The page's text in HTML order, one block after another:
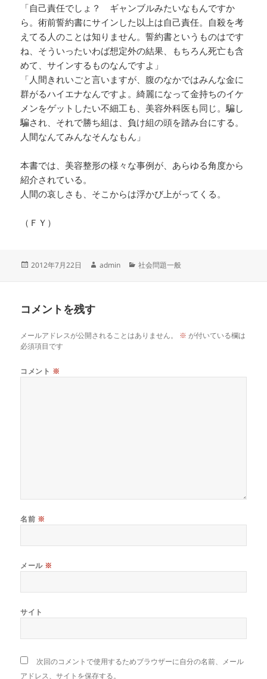
「自己責任でしょ？ ギャンブルみたいなもんですか
ら。術前誓約書にサインした以上は自己責任。自殺を考
えてる人のことは知りません。誓約書というものはです
ね、そういったいわば想定外の結果、もちろん死亡も含
めて、サインするものなんですよ」
「人間きれいごと言いますが、腹のなかではみんな金に
群がるハイエナなんですよ。綺麗になって金持ちのイケ
メンをゲットしたい不細工も、美容外科医も同じ。騙し
騙され、それで勝ち組は、負け組の頭を踏み台にする。
人間なんてみんなそんなもん」
本書では、美容整形の様々な事例が、あらゆる角度から
紹介されている。
人間の哀しさも、そこからは浮かび上がってくる。
（ＦＹ）
投
2012年7月22日
作
admin
カ
社会問題一般
コメントを残す
メールアドレスが公開されることはありません。 ※ が付いている欄は
必須項目です
コメント ※
名前 ※
メール ※
サイト
次回のコメントで使用するためブラウザーに自分の名前、メール
アドレス、サイトを保存する。